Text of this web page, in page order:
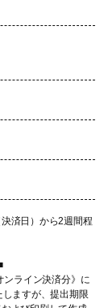
済日）から2週間程
ンライン決済分》に
ますが、提出期限